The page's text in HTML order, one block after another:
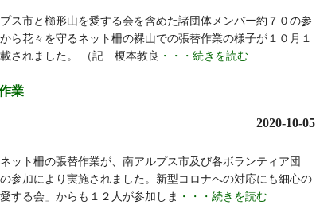
ス市と櫛形山を愛する会を含めた諸団体メンバー約７０の参
ら花々を守るネット柵の裸山での張替作業の様子が１０月１
されました。 （記 榎本教良 ・・・続きを読む
業
2020-10-05
ット柵の張替作業が、南アルプス市及び各ボランティア団
参加により実施されました。新型コロナへの対応にも細心の
する会」からも１２人が参加しま ・・・続きを読む